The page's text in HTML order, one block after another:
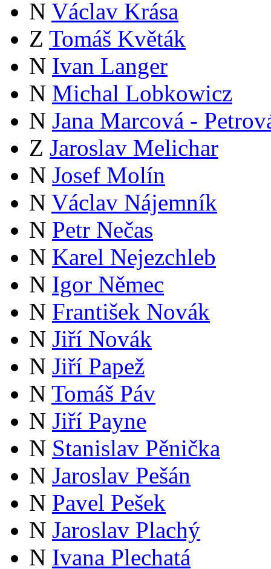
N Václav Krása
Z Tomáš Květák
N Ivan Langer
N Michal Lobkowicz
N Jana Marcová -
Z Jaroslav Melichar
N Josef Molín
N Václav Nájemník
N Petr Nečas
N Karel Nejezchleb
N Igor Němec
N František Novák
N Jiří Novák
N Jiří Papež
N Tomáš Páv
N Jiří Payne
N Stanislav Pěnička
N Jaroslav Pešán
N Pavel Pešek
N Jaroslav Plachý
N Ivana Plechatá